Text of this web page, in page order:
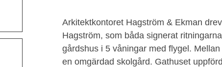
Arkitektkontoret Hagström & Ekman
Hagström, som båda signerat
gårdshus i 5 våningar med flygel.
en omgärdad skolgård. Gathuset